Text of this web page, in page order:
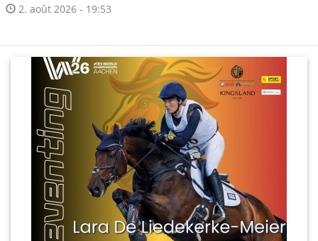
2. août 2026 - 19:53